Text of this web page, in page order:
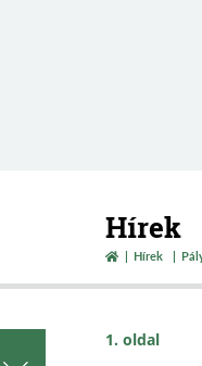
Hírek
Hírek
1. oldal